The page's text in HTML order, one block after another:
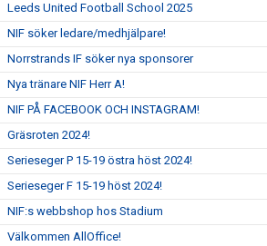
Leeds United Football School 2025
NIF söker ledare/medhjälpare!
Norrstrands IF söker nya sponsorer
Nya tränare NIF Herr A!
NIF PÅ FACEBOOK OCH INSTAGRAM!
Gräsroten 2024!
Serieseger P 15-19 östra höst 2024!
Serieseger F 15-19 höst 2024!
NIF:s webbshop hos Stadium
Välkommen AllOffice!